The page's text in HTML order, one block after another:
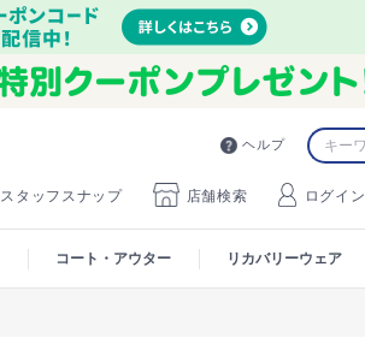
ヘルプ
スタッフスナップ 店舗検索 ログイン
コート・アウター リカバリーウェア